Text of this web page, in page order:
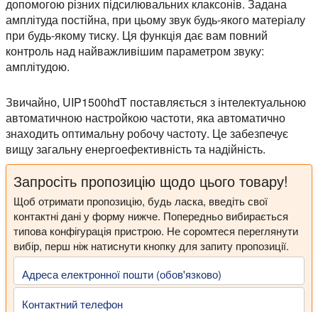
допомогою різних підсилювальних клаксонів. Задана
амплітуда постійна, при цьому звук будь-якого матеріалу
при будь-якому тиску. Ця функція дає вам повний
контроль над найважливішим параметром звуку:
амплітудою.
Звичайно, UIP1500hdT поставляється з інтелектуальною
автоматичною настройкою частоти, яка автоматично
знаходить оптимальну робочу частоту. Це забезпечує
вищу загальну енергоефективність та надійність.
Запросіть пропозицію щодо цього товару!
Щоб отримати пропозицію, будь ласка, введіть свої
контактні дані у форму нижче. Попередньо вибирається
типова конфігурація пристрою. Не соромтеся переглянути
вибір, перш ніж натиснути кнопку для запиту пропозиції.
Адреса електронної пошти (обов'язково)
Контактний телефон